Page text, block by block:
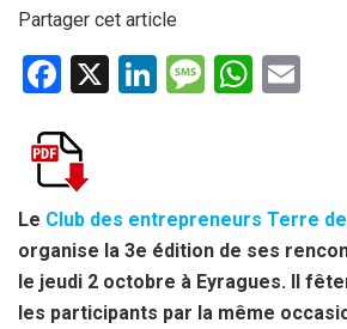
Partager cet article
F
ce
b
o
o
k
X
Li
n
M
g
e
W
A
p
p
Le Club des entrepreneurs Terre
organise la 3e édition de ses
le jeudi 2 octobre à Eyragues. Il
les participants par la même